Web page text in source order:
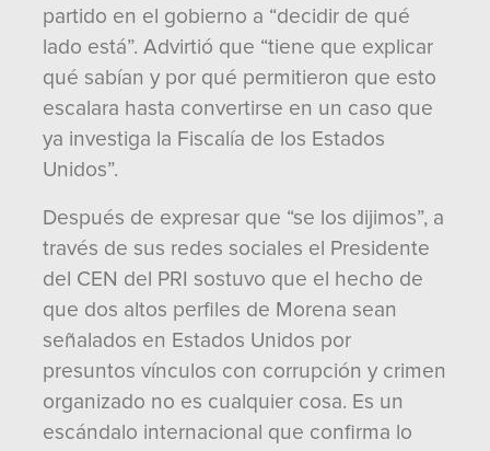
partido en el gobierno a “decidir de qué
lado está”. Advirtió que “tiene que explicar
qué sabían y por qué permitieron que esto
escalara hasta convertirse en un caso que
ya investiga la Fiscalía de los Estados
Unidos”.
Después de expresar que “se los dijimos”, a
través de sus redes sociales el Presidente
del CEN del PRI sostuvo que el hecho de
que dos altos perfiles de Morena sean
señalados en Estados Unidos por
presuntos vínculos con corrupción y crimen
organizado no es cualquier cosa. Es un
escándalo internacional que confirma lo